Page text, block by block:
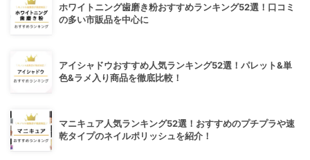
ホワイトニング歯磨き粉おすすめランキング52選！口コミ
の多い市販品を中心に
アイシャドウおすすめ人気ランキング52選！パレット&単
色&ラメ入り商品を徹底比較！
マニキュア人気ランキング52選！おすすめのプチプラや速
乾タイプのネイルポリッシュを紹介！